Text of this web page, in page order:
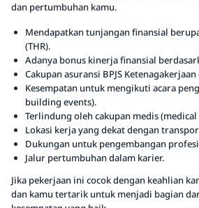
dan pertumbuhan kamu.
Mendapatkan tunjangan finansial
(THR).
Adanya bonus kinerja finansial
Cakupan asuransi BPJS
Kesempatan untuk mengikuti acara
building events).
Terlindung oleh cakupan medis (medical
Lokasi kerja yang dekat dengan
Dukungan untuk pengembangan
Jalur pertumbuhan dalam karier.
Jika pekerjaan ini cocok dengan keahlian
dan kamu tertarik untuk menjadi bagian